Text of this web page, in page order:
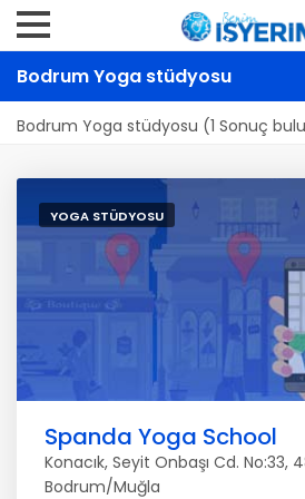
Bodrum Yoga stüdyosu
Bodrum Yoga stüdyosu (1 Sonuç
YOGA STÜDYOSU
Spanda Yoga School
Konacık, Seyit Onbaşı Cd. No:33,
Bodrum/Muğla